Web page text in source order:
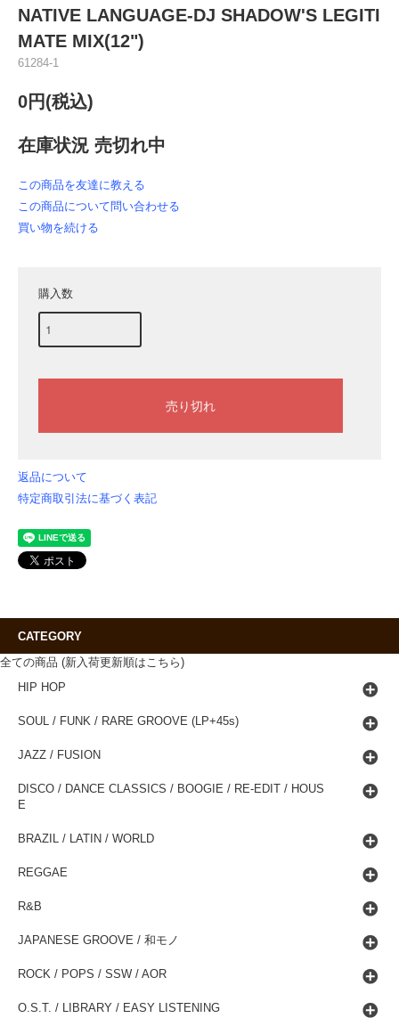
NATIVE LANGUAGE-DJ SHADOW'S LEGITI
MATE MIX(12")
61284-1
0円(税込)
在庫状況 売切れ中
この商品を友達に教える
この商品について問い合わせる
買い物を続ける
購入数
返品について
特定商取引法に基づく表記
CATEGORY
全ての商品 (新入荷更新順はこちら)
HIP HOP
SOUL / FUNK / RARE GROOVE (LP+45s)
JAZZ / FUSION
DISCO / DANCE CLASSICS / BOOGIE / RE-EDIT / HOUS
E
BRAZIL / LATIN / WORLD
REGGAE
R&B
JAPANESE GROOVE / 和モノ
ROCK / POPS / SSW / AOR
O.S.T. / LIBRARY / EASY LISTENING